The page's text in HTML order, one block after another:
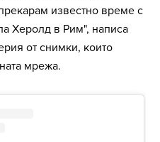
известно време с
Херолд в Рим", написа
от снимки, които
мрежа.